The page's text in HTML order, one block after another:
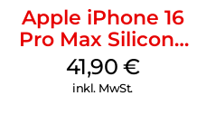
Apple iPhone 16
Pro Max Silicone
Case MagSafe
Ultramarine
41,90 €
inkl. MwSt.